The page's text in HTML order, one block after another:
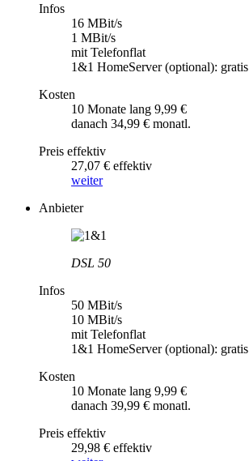
Infos
16 MBit/s
1 MBit/s
mit Telefonflat
1&1 HomeServer (optional): gratis
Kosten
10 Monate lang 9,99 €
danach 34,99 € monatl.
Preis effektiv
27,07 € effektiv
weiter
Anbieter
DSL 50
Infos
50 MBit/s
10 MBit/s
mit Telefonflat
1&1 HomeServer (optional): gratis
Kosten
10 Monate lang 9,99 €
danach 39,99 € monatl.
Preis effektiv
29,98 € effektiv